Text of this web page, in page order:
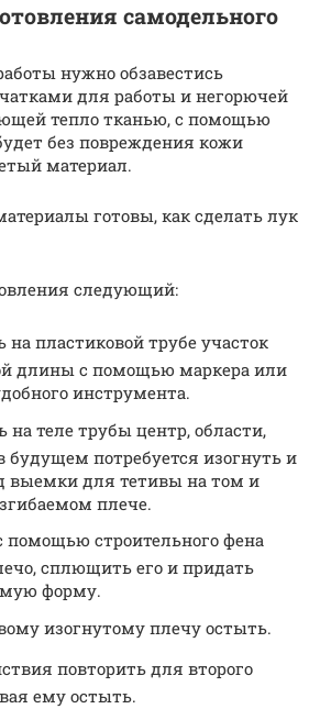
самодельного
нужно обзавестись
для работы и негорючей
тепло тканью, с помощью
без повреждения кожи
материал.
готовы, как сделать лук
следующий:
пластиковой трубе участок
длины с помощью маркера или
инструмента.
на теле трубы центр, области,
будущем потребуется изогнуть и
выемки для тетивы на том и
плече.
помощью строительного фена
сплющить его и придать
форму.
изогнутому плечу остыть.
повторить для второго
ему остыть.